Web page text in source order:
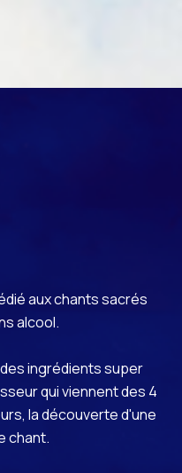
aux chants sacrés
alcool.
ingrédients super
qui viennent des 4
la découverte d'une
chant.